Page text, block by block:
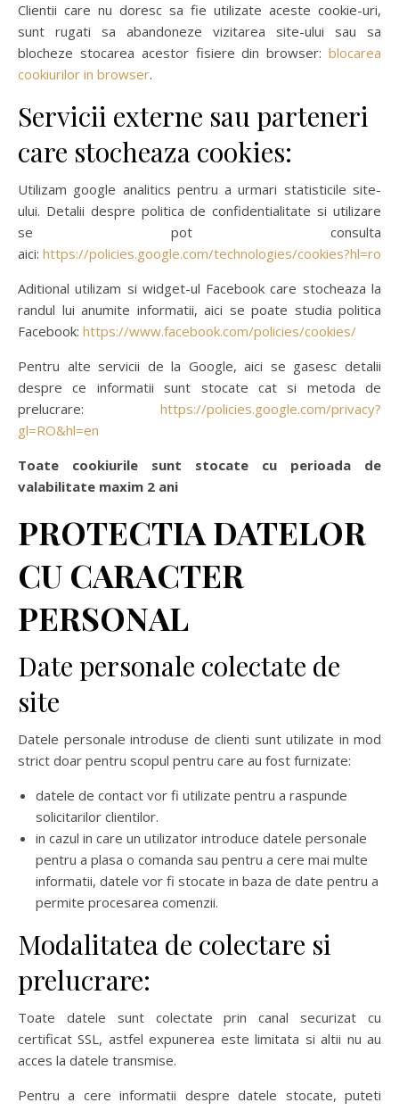
Clientii care nu doresc sa fie utilizate aceste cookie-uri,
sunt rugati sa abandoneze vizitarea site-ului sau sa
blocheze stocarea acestor fisiere din browser: blocarea
cookiurilor in browser.
Servicii externe sau parteneri
care stocheaza cookies:
Utilizam google analitics pentru a urmari statisticile site-
ului. Detalii despre politica de confidentialitate si utilizare
se pot consulta
aici: https://policies.google.com/technologies/cookies?hl=ro
Aditional utilizam si widget-ul Facebook care stocheaza la
randul lui anumite informatii, aici se poate studia politica
Facebook: https://www.facebook.com/policies/cookies/
Pentru alte servicii de la Google, aici se gasesc detalii
despre ce informatii sunt stocate cat si metoda de
prelucrare: https://policies.google.com/privacy?
gl=RO&hl=en
Toate cookiurile sunt stocate cu perioada de
valabilitate maxim 2 ani
PROTECTIA DATELOR
CU CARACTER
PERSONAL
Date personale colectate de
site
Datele personale introduse de clienti sunt utilizate in mod
strict doar pentru scopul pentru care au fost furnizate:
datele de contact vor fi utilizate pentru a raspunde
solicitarilor clientilor.
in cazul in care un utilizator introduce datele personale
pentru a plasa o comanda sau pentru a cere mai multe
informatii, datele vor fi stocate in baza de date pentru a
permite procesarea comenzii.
Modalitatea de colectare si
prelucrare:
Toate datele sunt colectate prin canal securizat cu
certificat SSL, astfel expunerea este limitata si altii nu au
acces la datele transmise.
Pentru a cere informatii despre datele stocate, puteti